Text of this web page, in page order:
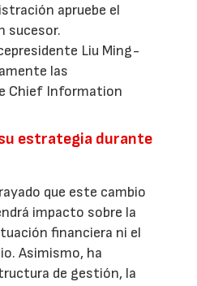
apruebe el
sucesor.
Liu Ming-
las
Chief Information
estrategia durante
que este cambio
impacto sobre la
financiera ni el
Asimismo, ha
de gestión, la